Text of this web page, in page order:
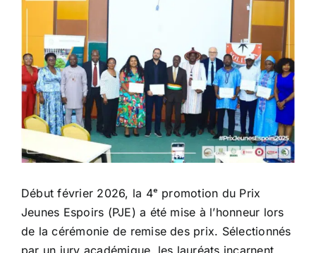
l'image
Début février 2026, la 4ᵉ promotion du Prix
Jeunes Espoirs (PJE) a été mise à l’honneur lors
de la cérémonie de remise des prix. Sélectionnés
par un jury académique, les lauréats incarnent